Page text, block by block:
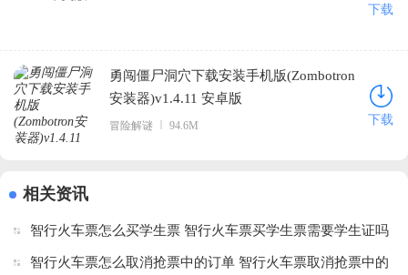
下载
勇闯僵尸洞穴下载安装手机版(Zombotron
安装器)v1.4.11 安卓版
冒险解谜 94.6M 下载
相关资讯
智行火车票怎么买学生票 智行火车票买学生票需要学生证吗
智行火车票怎么取消抢票中的订单 智行火车票取消抢票中的